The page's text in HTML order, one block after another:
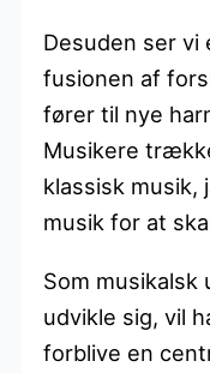
Desuden ser
fusionen af
fører til nye
Musikere
klassisk musik,
musik for at
Som
udvikle sig, vil
forblive en